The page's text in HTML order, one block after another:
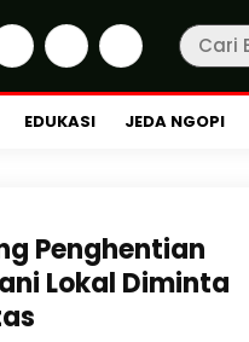
EDUKASI JEDA NGOPI
Penghentian
Lokal Diminta